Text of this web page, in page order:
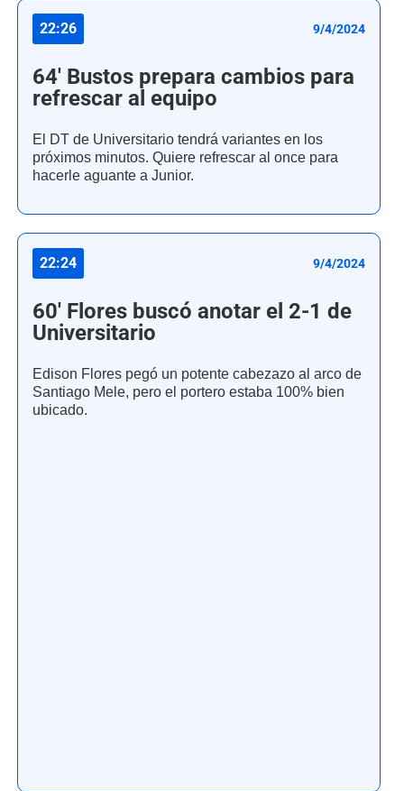
22:26 9/4/2024
64' Bustos prepara cambios para
refrescar al equipo
El DT de Universitario tendrá variantes en los
próximos minutos. Quiere refrescar al once para
hacerle aguante a Junior.
22:24 9/4/2024
60' Flores buscó anotar el 2-1 de
Universitario
Edison Flores pegó un potente cabezazo al arco de
Santiago Mele, pero el portero estaba 100% bien
ubicado.